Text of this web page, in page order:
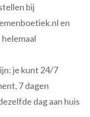
bij
en
je kunt 24/7
7 dagen
dag aan huis